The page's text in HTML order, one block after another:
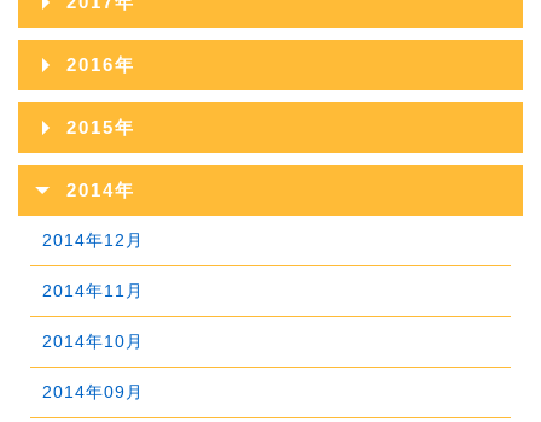
2025年03月
2025年02月
2025年01月
2024年03月
2024年02月
2024年01月
2023年05月
2023年03月
2023年02月
2023年01月
2022年06月
2022年05月
2022年03月
2022年02月
2022年01月
2021年07月
2021年06月
2021年05月
2020年09月
2020年08月
2020年07月
2020年06月
2020年05月
2020年04月
2020年03月
2020年02月
2019年10月
2019年09月
2019年08月
2019年07月
2019年06月
2019年05月
2019年04月
2019年03月
2018年11月
2018年10月
2018年09月
2018年08月
2018年07月
2018年06月
2018年05月
2018年04月
2017年12月
2017年11月
2017年10月
2017年09月
2017年08月
2017年07月
2017年06月
2017年05月
2016年
2016年12月
2016年11月
2016年10月
2016年09月
2016年08月
2016年07月
2015年
2015年12月
2014年
2014年12月
2014年11月
2014年10月
2014年09月